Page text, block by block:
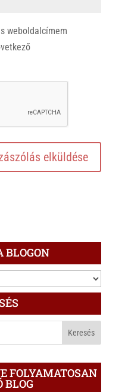
weboldalcímem
BLOGON
FOLYAMATOSAN
BLOG